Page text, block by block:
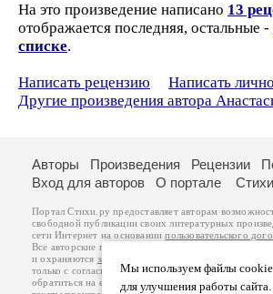
На это произведение написано 13
отображается последняя, остальные -
списке.
Написать рецензию
Написать
Другие произведения автора
Мы используем файлы cookie
для улучшения работы сайта.
Авторы Произведения Рецензии
Вход для авторов
О портале
Портал Стихи.ру предоставляет авторам
свободной публикации своих литературных
сети Интернет на основаниипользовательского
Все авторские права на произведения принадлежат
и охраняются законом
. Перепечатка произведений
только с согласия его автора, к которому вы можете
обратиться на его авторской странице.